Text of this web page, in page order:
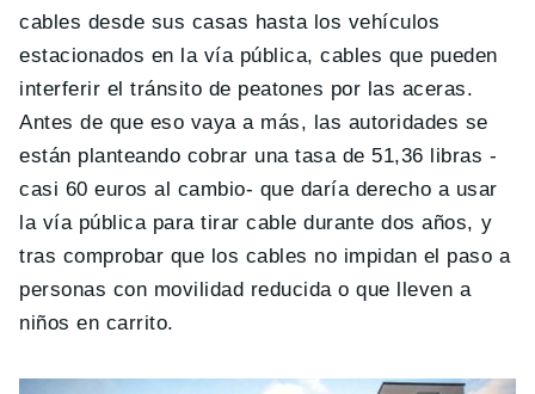
cables desde sus casas hasta los vehículos
estacionados en la vía pública, cables que pueden
interferir el tránsito de peatones por las aceras.
Antes de que eso vaya a más, las autoridades se
están planteando cobrar una tasa de 51,36 libras -
casi 60 euros al cambio- que daría derecho a usar
la vía pública para tirar cable durante dos años, y
tras comprobar que los cables no impidan el paso a
personas con movilidad reducida o que lleven a
niños en carrito.